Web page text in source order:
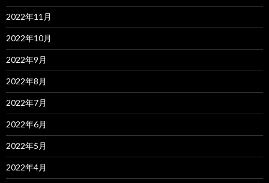
2022年11月
2022年10月
2022年9月
2022年8月
2022年7月
2022年6月
2022年5月
2022年4月